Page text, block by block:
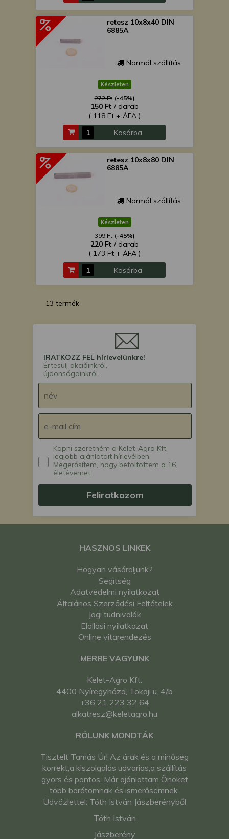
retesz 10x8x40 DIN
6885A
Normál szállítás
Készleten
272 Ft (-45%)
150 Ft / darab
( 118 Ft + ÁFA )
Kosárba
retesz 10x8x80 DIN
6885A
Normál szállítás
Készleten
399 Ft (-45%)
220 Ft / darab
( 173 Ft + ÁFA )
Kosárba
13 termék
IRATKOZZ FEL hírlevelünkre!
Értesülj akcióinkról,
újdonságainkról.
Kapni szeretném a Kelet-Agro Kft.
legjobb ajánlatait hírlevélben.
Megerősítem, hogy betöltöttem a 16.
életévemet.
Feliratkozom
HASZNOS LINKEK
Hogyan vásároljunk?
Segítség
Adatvédelmi nyilatkozat
Általános Szerződési Feltételek
Jogi tudnivalók
Elállási nyilatkozat
Online vitarendezés
MERRE VAGYUNK
Kelet-Agro Kft.
4400 Nyíregyháza, Tokaji u. 4/b
+36 21 223 32 64
alkatresz@keletagro.hu
RÓLUNK MONDTÁK
Tisztelt Tamás Úr! Az árak és a minőség
korrekt,a kiszolgálás udvarias,a szállítás
gyors és pontos. Már ajánlottam Önöket
több barátomnak és ismerősömnek.
Üdvözlettel: Tóth István Jászberényből
Tóth István
Jászberény